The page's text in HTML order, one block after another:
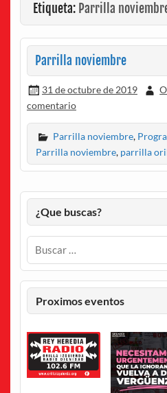
Etiqueta: Parrilla
Parrilla noviembre
31 de octubre de 2019
comentario
Parrilla noviembre,
Parrilla noviembre, parrilla
¿Que buscas?
Proximos eventos